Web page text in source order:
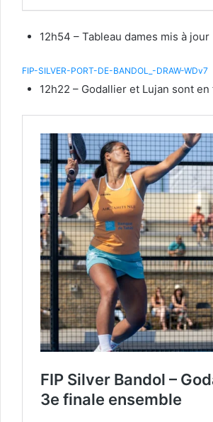
12h54 – Tableau dames mis à jour
FIP-SILVER-PORT-DE-BANDOL_-DRAW-WDv7
12h22 – Godallier et Lujan sont en